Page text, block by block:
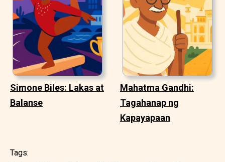
Simone Biles: Lakas at
Balanse
Mahatma Gandhi:
Tagahanap ng
Kapayapaan
Tags: